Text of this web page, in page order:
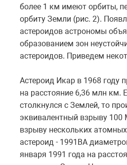
более 1 км имеют орбиты,
орбиту Земли (рис. 2).
астероидов астрономы
образованием зон
астероидов. Приведем
Астероид Икар в 1968 году
на расстояние 6,36 млн км.
столкнулся с Землей, то
эквивалентный взрыву 100
взрыву нескольких
астероид - 1991ВА
января 1991 года на